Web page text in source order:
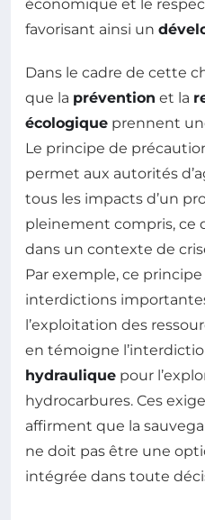
économique et le
favorisant ainsi un
Dans le cadre de cette
que la prévention et la
écologique prennent
Le principe de
permet aux autorités
tous les impacts d’un
pleinement compris, ce
dans un contexte de
Par exemple, ce
interdictions
l’exploitation des
en témoigne
hydraulique pour
hydrocarbures. Ces
affirment que la
ne doit pas être une
intégrée dans toute